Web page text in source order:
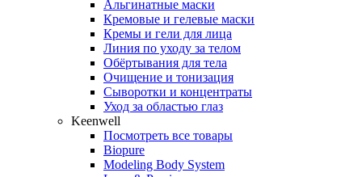
Альгинатные маски
Кремовые и гелевые маски
Кремы и гели для лица
Линия по уходу за телом
Обёртывания для тела
Очищение и тонизация
Сыворотки и концентраты
Уход за областью глаз
Keenwell
Посмотреть все товары
Biopure
Modeling Body System